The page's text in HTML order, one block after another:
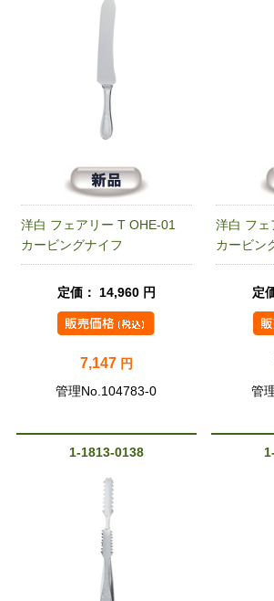
洋白 フェアリー T OHE-01
カービングナイフ
定価： 14,960 円
7,147 円
管理No.104783-0
洋白 フェ
カービン
定
管
1-1813-0138